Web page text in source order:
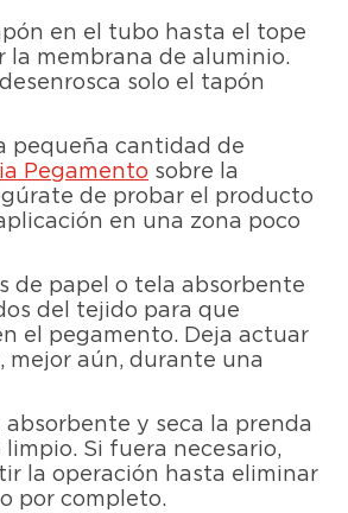
en el tubo hasta el tope
la membrana de aluminio.
solo el tapón
pequeña cantidad de
Pegamento sobre la
de probar el producto
en una zona poco
de papel o tela absorbente
del tejido para que
el pegamento. Deja actuar
mejor aún, durante una
absorbente y seca la prenda
Si fuera necesario,
la operación hasta eliminar
por completo.